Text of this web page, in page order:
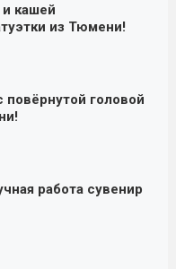
и кашей
из Тюмени!
повёрнутой головой
работа сувенир